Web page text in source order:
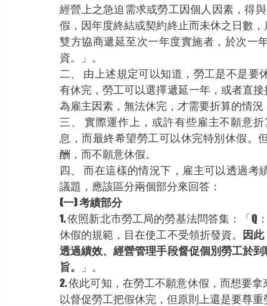
經營上之急迫需求或勞工因個人因素，得
假，因年度終結或契約終止而未休之日數
雙方協商遞延至次一年度實施者，於次一
資。」。
二、 由上述規定可以知道，勞工是不是
有休完，勞工可以選擇遞延一年，或者直
為雇主因素，無法休完，才需要折算的情
三、 實際運作上，或許有些雇主不願意
息，而最終希望勞工可以休完特別休假。
酬，而不願意休假。
四、 而在這樣的情況下，雇主可以透過
議題，應該區分兩個部分來回答：
(一) 考績部分
1. 依照新北市勞工局的勞基法問答集：「
休假的規範，目在使工不受領折發資。 因
透過績效、經營管理手段督促個別勞工於
旨。
」。
2. 依此可知，在勞工不願意休假，而想要
以督促勞工把假休完，但原則上還是要尊